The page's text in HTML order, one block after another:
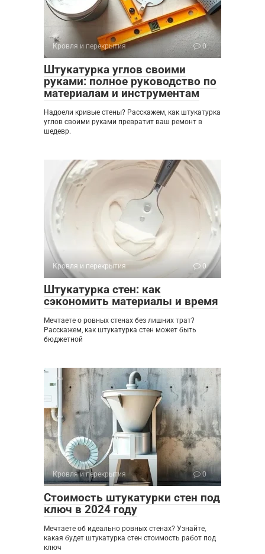
Кровля и перекрытия 0
Штукатурка углов своими
руками: полное руководство по
материалам и инструментам
Надоели кривые стены? Расскажем, как штукатурка
углов своими руками превратит ваш ремонт в
шедевр.
Кровля и перекрытия 0
Штукатурка стен: как
сэкономить материалы и время
Мечтаете о ровных стенах без лишних трат?
Расскажем, как штукатурка стен может быть
бюджетной
Кровля и перекрытия 0
Стоимость штукатурки стен под
ключ в 2024 году
Мечтаете об идеально ровных стенах? Узнайте,
какая будет штукатурка стен стоимость работ под
ключ